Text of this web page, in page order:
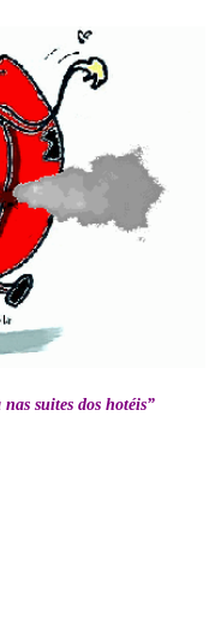
suites dos hotéis”